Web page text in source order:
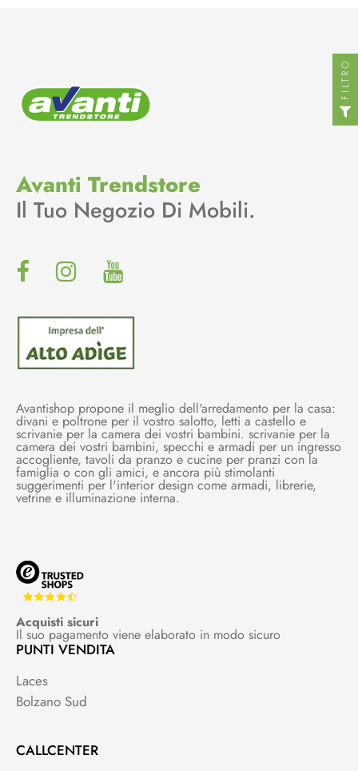
Avanti Trendstore
Il Tuo Negozio Di Mobili.
Avantishop propone il meglio dell'arredamento per la casa:
divani e poltrone per il vostro salotto, letti a castello e
scrivanie per la camera dei vostri bambini. scrivanie per la
camera dei vostri bambini, specchi e armadi per un ingresso
accogliente, tavoli da pranzo e cucine per pranzi con la
famiglia o con gli amici, e ancora più stimolanti
suggerimenti per l'interior design come armadi, librerie,
vetrine e illuminazione interna.
Acquisti sicuri
Il suo pagamento viene elaborato in modo sicuro
PUNTI VENDITA
Laces
Bolzano Sud
CALLCENTER
FILTRO